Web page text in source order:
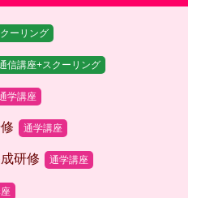
ーリング
信講座+スクーリング
学講座
通学講座
研修 通学講座